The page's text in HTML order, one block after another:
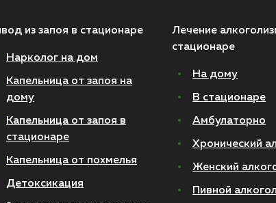
из запоя в стационаре
Нарколог на дом
Капельница от запоя на
дому
Капельница от запоя в
стационаре
Капельница от похмелья
Детоксикация
Лечение
стационаре
На дому
В стационаре
Амбулаторно
Хронический
Женский
Пивной